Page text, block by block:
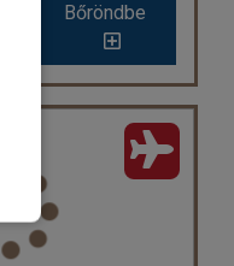
Bőröndbe
LYDA ***
Gouves
Repülővel
inclusive